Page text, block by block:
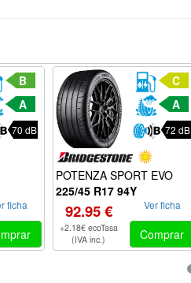
B
A
70 dB
ficha
C
A
72 dB
POTENZA SPORT EVO
225/45 R17 94Y
92.95 €
+2.18€ ecoTasa
(IVA inc.)
Ver ficha
Comprar